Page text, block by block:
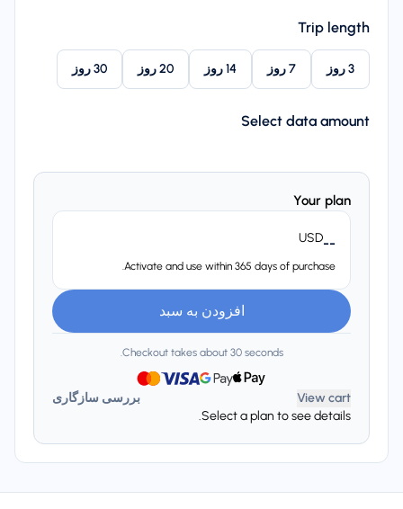
Trip length
3 روز 7 روز 14 روز 20 روز 30 روز
Select data amount
Your plan
--
USD
Activate and use within 365 days of purchase.
افزودن به سبد
Checkout takes about 30 seconds.
View cart
بررسی سازگاری
Select a plan to see details.